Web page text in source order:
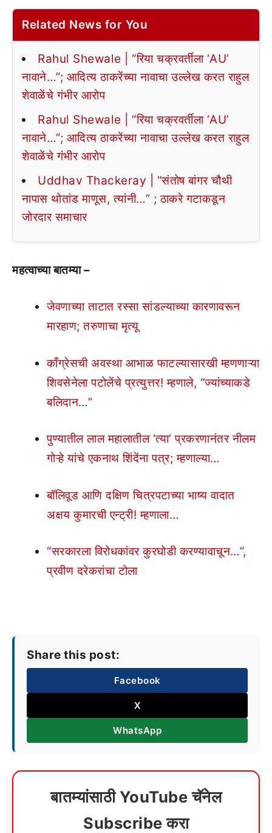
Related News for You
Rahul Shewale | “रिया चक्रवर्तीला ‘AU’
नावाने…”; आदित्य ठाकरेंच्या नावाचा उल्लेख करत राहुल
शेवाळेंचे गंभीर आरोप
Rahul Shewale | “रिया चक्रवर्तीला ‘AU’
नावाने…”; आदित्य ठाकरेंच्या नावाचा उल्लेख करत राहुल
शेवाळेंचे गंभीर आरोप
Uddhav Thackeray | “संतोष बांगर चौथी
नापास थोतांड माणूस, त्यांनी…” ; ठाकरे गटाकडून
जोरदार समाचार
महत्वाच्या बातम्या –
जेवणाच्या ताटात रस्सा सांडल्याच्या कारणावरून
मारहाण; तरुणाचा मृत्यू
काँग्रेसची अवस्था आभाळ फाटल्यासारखी म्हणणाऱ्या
शिवसेनेला पटोलेंचे प्रत्युत्तर! म्हणाले, “ज्यांच्याकडे
बलिदान…”
पुण्यातील लाल महालातील ‘त्या’ प्रकरणानंतर नीलम
गोऱ्हे यांचे एकनाथ शिंदेंना पत्र; म्हणाल्या…
बॉलिवूड आणि दक्षिण चित्रपटाच्या भाष्य वादात
अक्षय कुमारची एन्ट्री! म्हणाला…
“सरकारला विरोधकांवर कुरघोडी करण्यावाचून…”,
प्रवीण दरेकरांचा टोला
Share this post:
Facebook
X
WhatsApp
बातम्यांसाठी YouTube चॅनेल
Subscribe करा